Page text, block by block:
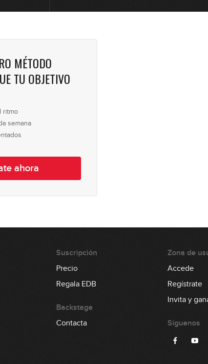
MÉTODO
TU OBJETIVO
ritmo
semana
ahora
Suscripción
Precio
Regala EDB
Backstage
Contacta
Zona de
Accede
Regístrate
Invita y
Síguenos